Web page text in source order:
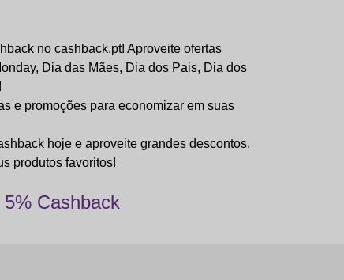
no cashback.pt! Aproveite ofertas
Dia das Mães, Dia dos Pais, Dia dos
e promoções para economizar em suas
hoje e aproveite grandes descontos,
produtos favoritos!
Cashback